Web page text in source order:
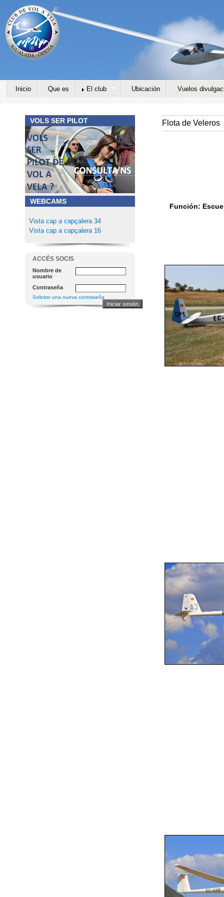
Flota de Veleros
Función:
Inicio Que es El club Ubicación Vuelos
VOLS SER PILOT
WEBCAMS
Vista cap a capçalera 34
Vista cap a capçalera 16
ACCÉS SOCIS
Nombre de
usuario
Contraseña
Solicitar una nueva contraseña